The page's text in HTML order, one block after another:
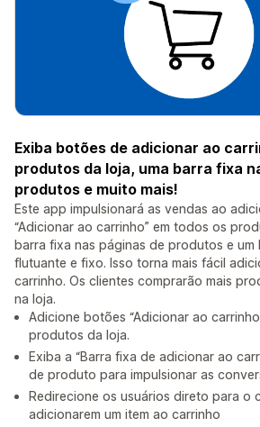
Exiba botões de adicionar ao
produtos da loja, uma barra fixa
produtos e muito mais!
Este app impulsionará as vendas ao
“Adicionar ao carrinho” em todos os
barra fixa nas páginas de produtos e
flutuante e fixo. Isso torna mais fácil
carrinho. Os clientes comprarão mais
na loja.
Adicione botões “Adicionar ao
produtos da loja.
Exiba a “Barra fixa de adicionar ao
de produto para impulsionar as
Redirecione os usuários direto para o
adicionarem um item ao carrinho